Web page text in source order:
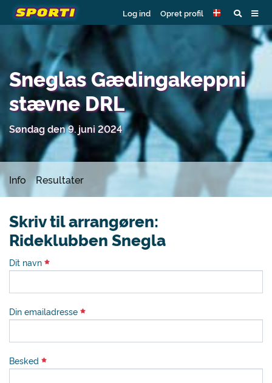
Log ind Opret profil
Sneglas Gædingakeppni
stævne DRL
Søndag den 9. juni 2024
Info Resultater
Skriv til arrangøren:
Rideklubben Snegla
Dit navn
Din emailadresse
Besked